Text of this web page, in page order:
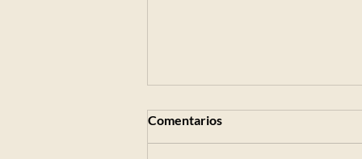
FID Seguros y Mutual
Asesorías sellan alianza
estratégica para fortalecer la
Comentarios